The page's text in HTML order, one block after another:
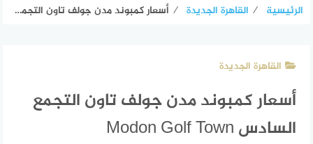
الرئيسية ⁄ القاهرة الجديدة ⁄ أسعار كمبوند مدن جولف تاون التجمع السادس Modon Golf Town
القاهرة الجديدة
أسعار كمبوند مدن جولف تاون التجمع
السادس Modon Golf Town